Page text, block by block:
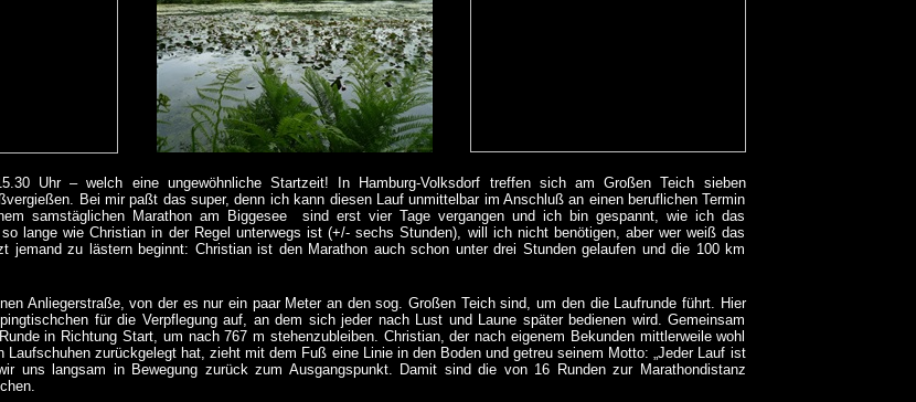
Uhr – welch eine ungewöhnliche Startzeit! In Hamburg-Volksdorf treffen sich am Großen Teich sieben
Bei mir paßt das super, denn ich kann diesen Lauf unmittelbar im Anschluß an einen beruflichen Termin
samstäglichen Marathon am Biggesee sind erst vier Tage vergangen und ich bin gespannt, wie ich das
lange wie Christian in der Regel unterwegs ist (+/- sechs Stunden), will ich nicht benötigen, aber wer weiß das
jemand zu lästern beginnt: Christian ist den Marathon auch schon unter drei Stunden gelaufen und die 100 km
Anliegerstraße, von der es nur ein paar Meter an den sog. Großen Teich sind, um den die Laufrunde führt. Hier
für die Verpflegung auf, an dem sich jeder nach Lust und Laune später bedienen wird. Gemeinsam
in Richtung Start, um nach 767 m stehenzubleiben. Christian, der nach eigenem Bekunden mittlerweile wohl
Laufschuhen zurückgelegt hat, zieht mit dem Fuß eine Linie in den Boden und getreu seinem Motto: „Jeder Lauf ist
uns langsam in Bewegung zurück zum Ausgangspunkt. Damit sind die von 16 Runden zur Marathondistanz